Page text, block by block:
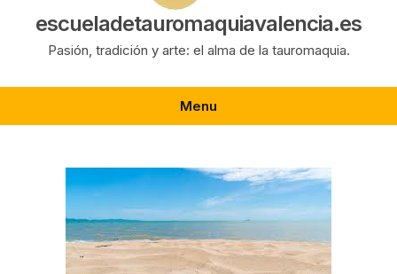
escueladetauromaquiavalencia.es
Pasión, tradición y arte: el alma de la tauromaquia.
Menu